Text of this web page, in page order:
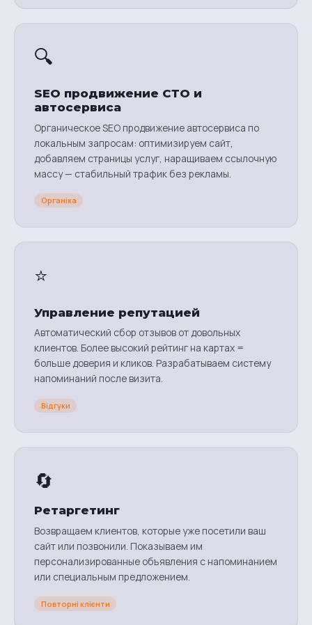
🔍
SEO продвижение СТО и
автосервиса
Органическое SEO продвижение автосервиса по
локальным запросам: оптимизируем сайт,
добавляем страницы услуг, наращиваем ссылочную
массу — стабильный трафик без рекламы.
Органіка
⭐
Управление репутацией
Автоматический сбор отзывов от довольных
клиентов. Более высокий рейтинг на картах =
больше доверия и кликов. Разрабатываем систему
напоминаний после визита.
Відгуки
🔄
Ретаргетинг
Возвращаем клиентов, которые уже посетили ваш
сайт или позвонили. Показываем им
персонализированные объявления с напоминанием
или специальным предложением.
Повторні клієнти